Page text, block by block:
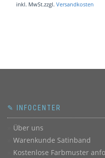
inkl. MwSt.zzgl. Versandkosten
✎ INFOCENTER
Über uns
Warenkunde Satinband
Kostenlose Farbmuster